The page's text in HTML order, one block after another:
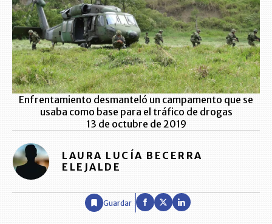
Enfrentamiento desmanteló un campamento que se
usaba como base para el tráfico de drogas
13 de octubre de 2019
LAURA LUCÍA BECERRA
ELEJALDE
Guardar